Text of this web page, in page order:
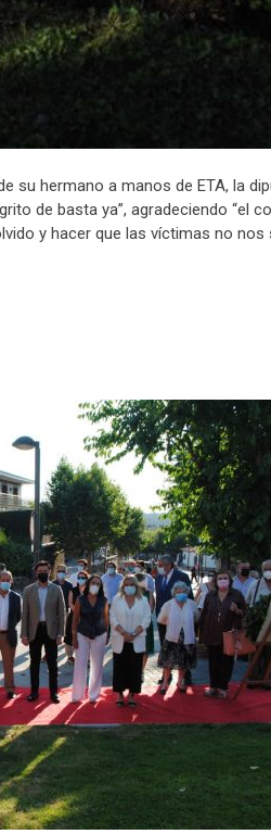
su hermano a manos de ETA, la
de basta ya”, agradeciendo “el
y hacer que las víctimas no nos